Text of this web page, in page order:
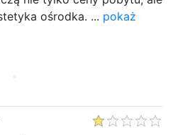
ośrodka. ... pokaż